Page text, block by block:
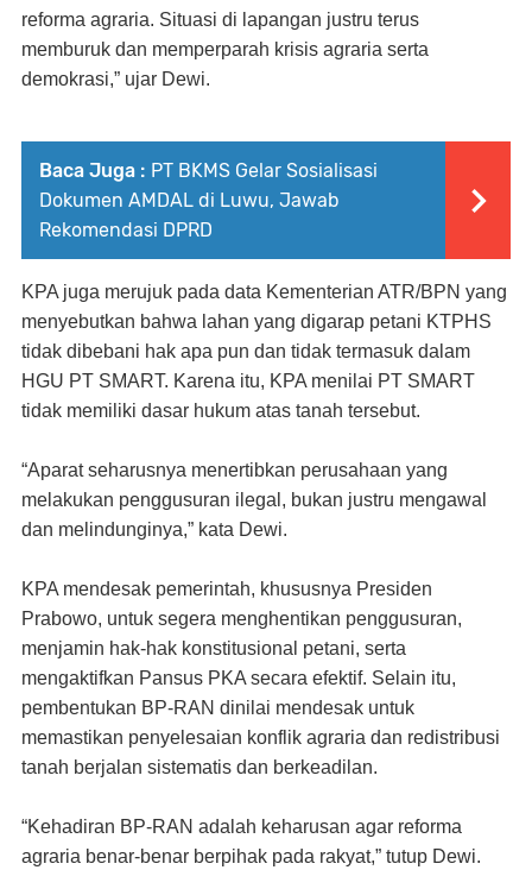
reforma agraria. Situasi di lapangan justru terus
memburuk dan memperparah krisis agraria serta
demokrasi,” ujar Dewi.
Baca Juga : PT BKMS Gelar Sosialisasi
Dokumen AMDAL di Luwu, Jawab
Rekomendasi DPRD
KPA juga merujuk pada data Kementerian ATR/BPN yang
menyebutkan bahwa lahan yang digarap petani KTPHS
tidak dibebani hak apa pun dan tidak termasuk dalam
HGU PT SMART. Karena itu, KPA menilai PT SMART
tidak memiliki dasar hukum atas tanah tersebut.
“Aparat seharusnya menertibkan perusahaan yang
melakukan penggusuran ilegal, bukan justru mengawal
dan melindunginya,” kata Dewi.
KPA mendesak pemerintah, khususnya Presiden
Prabowo, untuk segera menghentikan penggusuran,
menjamin hak-hak konstitusional petani, serta
mengaktifkan Pansus PKA secara efektif. Selain itu,
pembentukan BP-RAN dinilai mendesak untuk
memastikan penyelesaian konflik agraria dan redistribusi
tanah berjalan sistematis dan berkeadilan.
“Kehadiran BP-RAN adalah keharusan agar reforma
agraria benar-benar berpihak pada rakyat,” tutup Dewi.